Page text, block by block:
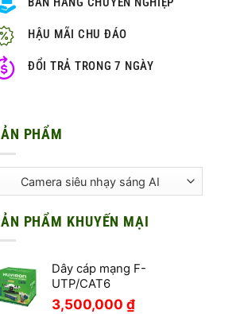
HẬU MÃI CHU ĐÁO
ĐỔI TRẢ TRONG 7 NGÀY
PHẨM
PHẨM KHUYẾN MẠI
Dây cáp mạng F-
UTP/CAT6
3,500,000 ₫